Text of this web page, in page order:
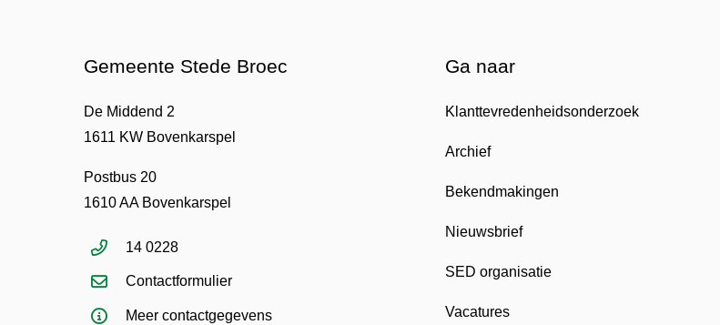
Gemeente Stede Broec
De Middend 2
1611 KW Bovenkarspel
Postbus 20
1610 AA Bovenkarspel
14 0228
Contactformulier
Meer contactgegevens
Ga naar
Klanttevredenheidsonderzoek
Archief
Bekendmakingen
Nieuwsbrief
SED organisatie
Vacatures